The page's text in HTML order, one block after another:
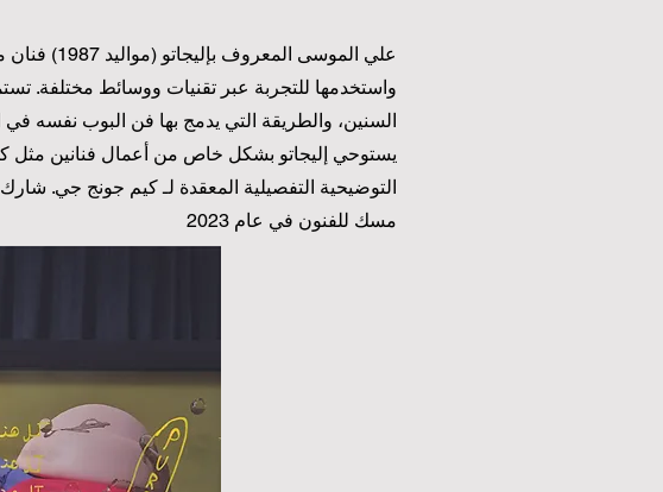
علي
واستخدمها للتجربة عبر تقنيات ووسائط مختلفة.
السنين، والطريقة التي يدمج بها فن البوب نفسه
يستوحي إليجاتو بشكل خاص من أعمال فنانين مثل
مسك للفنون في عام 2023